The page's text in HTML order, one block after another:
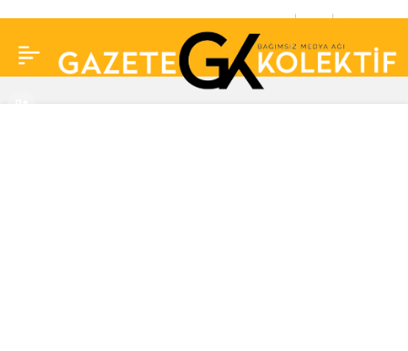
Piyasada bir yıldır kedi